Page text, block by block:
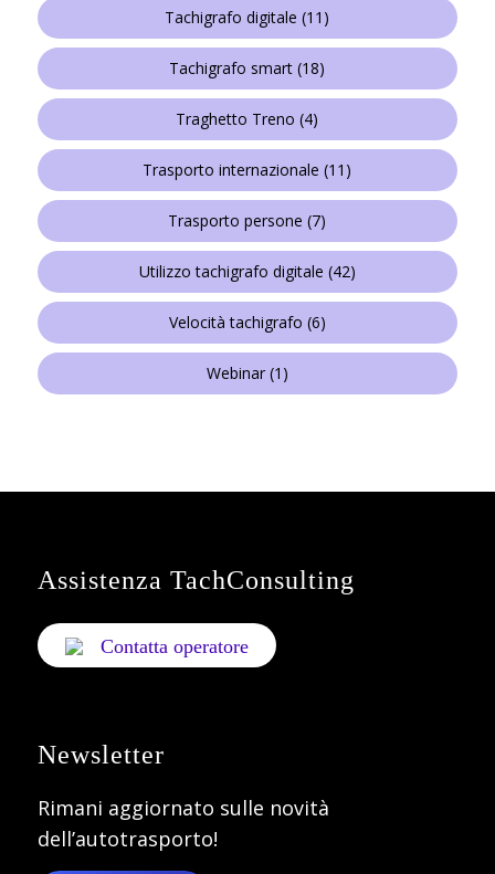
Tachigrafo digitale (11)
Tachigrafo smart (18)
Traghetto Treno (4)
Trasporto internazionale (11)
Trasporto persone (7)
Utilizzo tachigrafo digitale (42)
Velocità tachigrafo (6)
Webinar(1)
Assistenza TachConsulting
Contatta operatore
Newsletter
Rimani aggiornato sulle novità
dell’autotrasporto!